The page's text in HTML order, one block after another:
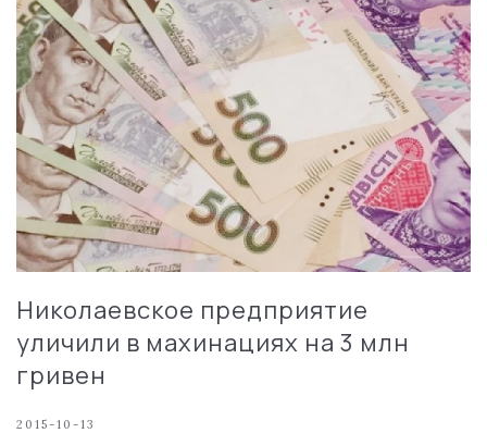
Николаевское предприятие
уличили в махинациях на 3 млн
гривен
2015-10-13